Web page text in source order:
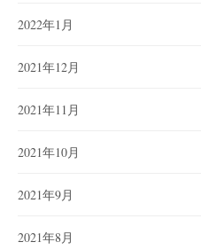
2022年1月
2021年12月
2021年11月
2021年10月
2021年9月
2021年8月